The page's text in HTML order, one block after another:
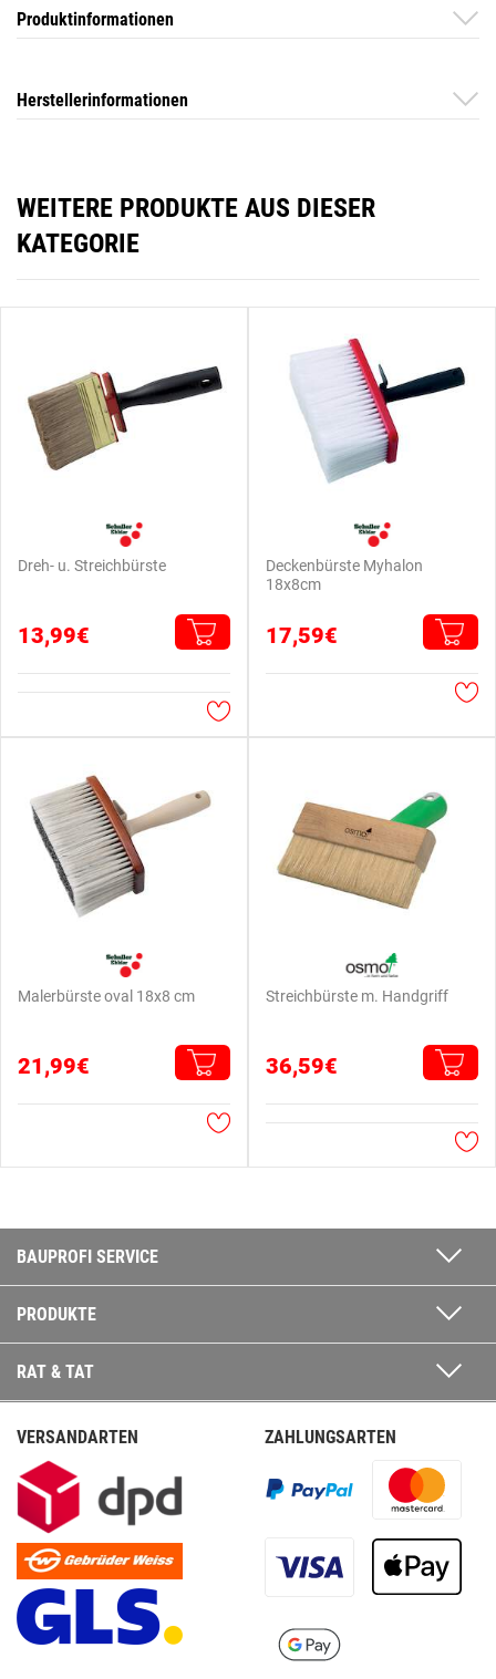
Produktinformationen
Herstellerinformationen
WEITERE PRODUKTE AUS DIESER
KATEGORIE
Dreh- u. Streichbürste
13,99€
Deckenbürste Myhalon
18x8cm
17,59€
Malerbürste oval 18x8 cm
21,99€
Streichbürste m. Handgriff
36,59€
BAUPROFI SERVICE
PRODUKTE
RAT & TAT
VERSANDARTEN ZAHLUNGSARTEN